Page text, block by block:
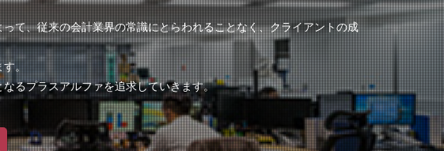
て、従来の会計業界の常識にとらわれることなく、クライアントの成
す。
るプラスアルファを追求していきます。